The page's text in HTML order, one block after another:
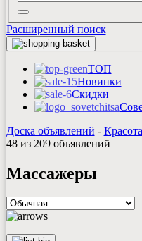
Расширенный поиск
ТОП
Новинки
Скидки
Доска объявлений -
48 из 209 объявлений
Массажеры